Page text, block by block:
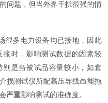
问题，但当外界干扰很强的情
很多电力设备均已接地，因此
时，影响测试数据的因素较
是当被试品容量较小，如套
损测试仪所配高压导线虽能拖
严重影响测试的准确度。